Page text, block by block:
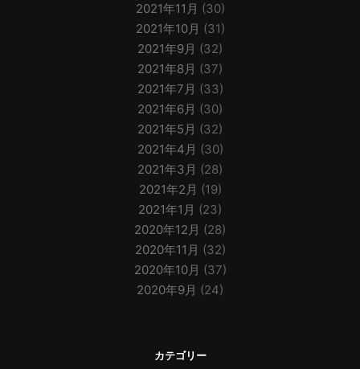
2021年11月 (30)
2021年10月 (31)
2021年9月 (32)
2021年8月 (37)
2021年7月 (33)
2021年6月 (30)
2021年5月 (32)
2021年4月 (30)
2021年3月 (28)
2021年2月 (19)
2021年1月 (23)
2020年12月 (28)
2020年11月 (32)
2020年10月 (37)
2020年9月 (24)
カテゴリー